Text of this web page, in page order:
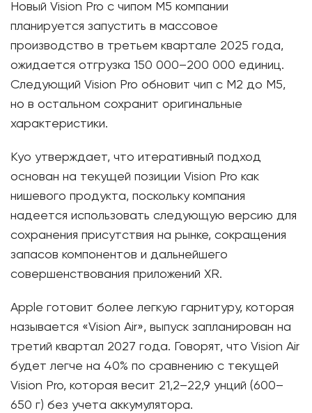
Новый Vision Pro с чипом M5 компании
планируется запустить в массовое
производство в третьем квартале 2025 года,
ожидается отгрузка 150 000–200 000 единиц.
Следующий Vision Pro обновит чип с M2 до M5,
но в остальном сохранит оригинальные
характеристики.
Куо утверждает, что итеративный подход
основан на текущей позиции Vision Pro как
нишевого продукта, поскольку компания
надеется использовать следующую версию для
сохранения присутствия на рынке, сокращения
запасов компонентов и дальнейшего
совершенствования приложений XR.
Apple готовит более легкую гарнитуру, которая
называется «Vision Air», выпуск запланирован на
третий квартал 2027 года. Говорят, что Vision Air
будет легче на 40% по сравнению с текущей
Vision Pro, которая весит 21,2–22,9 унций (600–
650 г) без учета аккумулятора.